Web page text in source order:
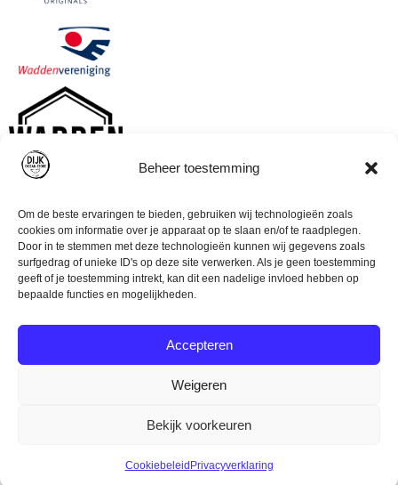
Beheer toestemming
Om de beste ervaringen te bieden, gebruiken wij technologieën zoals
cookies om informatie over je apparaat op te slaan en/of te raadplegen.
Door in te stemmen met deze technologieën kunnen wij gegevens zoals
surfgedrag of unieke ID's op deze site verwerken. Als je geen toestemming
geeft of je toestemming intrekt, kan dit een nadelige invloed hebben op
bepaalde functies en mogelijkheden.
Accepteren
Weigeren
Bekijk voorkeuren
Cookiebeleid Privacyverklaring
© Dijk Ocean Store (2023)Algemene voorwaarden